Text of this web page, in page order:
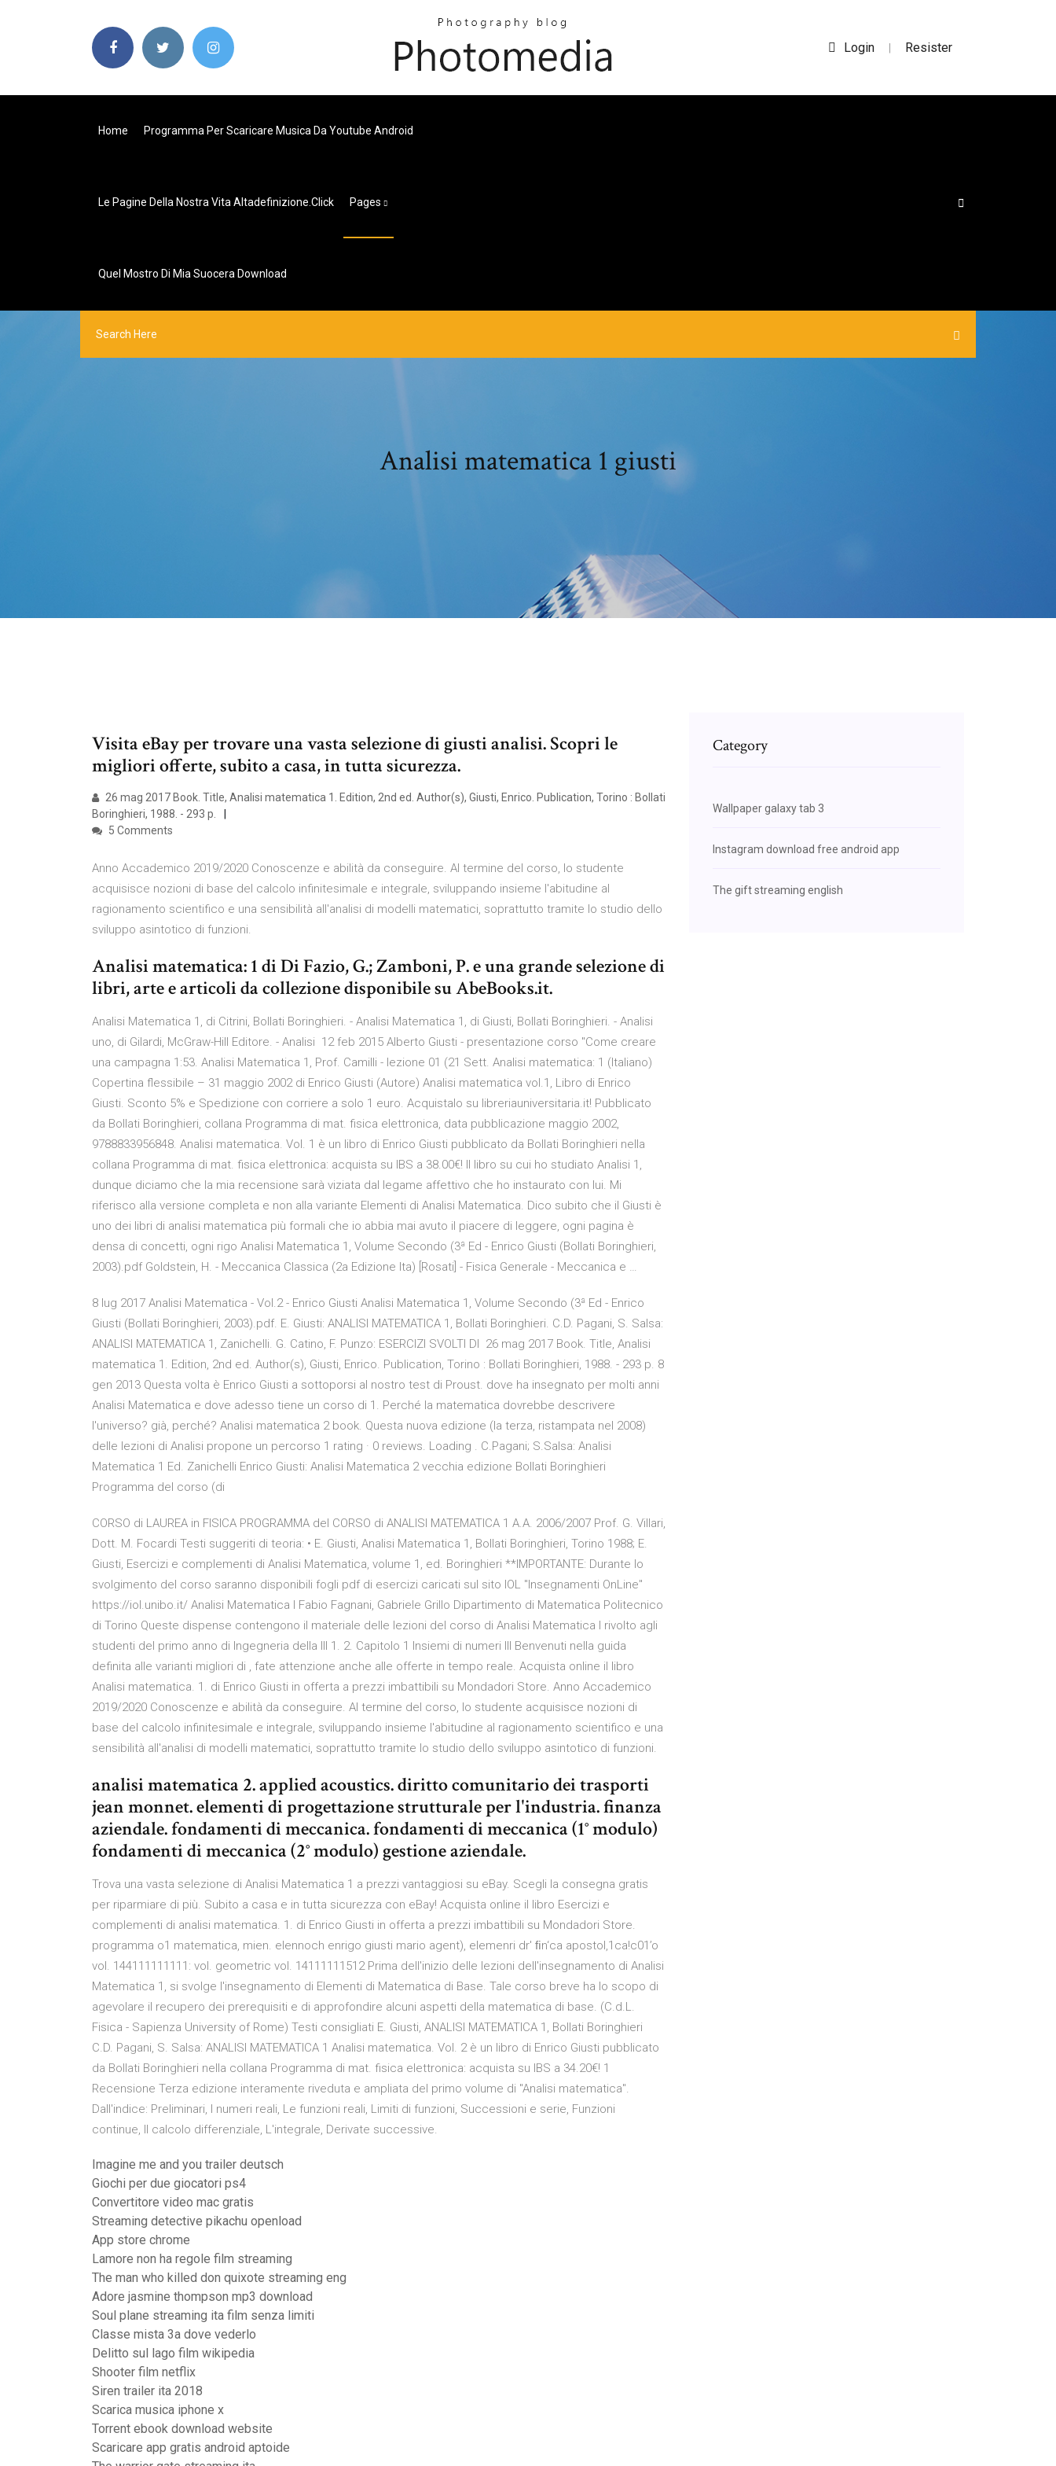
Login | Resister
Home Programma Per Scaricare Musica Da Youtube Android
Le Pagine Della Nostra Vita Altadefinizione.click Pages
Quel Mostro Di Mia Suocera Download
Analisi matematica 1 giusti
Visita eBay per trovare una vasta selezione di giusti analisi. Scopri le
migliori offerte, subito a casa, in tutta sicurezza.
26 mag 2017 Book. Title, Analisi matematica 1. Edition, 2nd ed. Author(s), Giusti, Enrico. Publication, Torino : Bollati
Boringhieri, 1988. - 293 p.
5 Comments
Anno Accademico 2019/2020 Conoscenze e abilità da conseguire. Al termine del corso, lo studente
acquisisce nozioni di base del calcolo infinitesimale e integrale, sviluppando insieme l'abitudine al
ragionamento scientifico e una sensibilità all'analisi di modelli matematici, soprattutto tramite lo studio dello
sviluppo asintotico di funzioni.
Analisi matematica: 1 di Di Fazio, G.; Zamboni, P. e una grande selezione di
libri, arte e articoli da collezione disponibile su AbeBooks.it.
Analisi Matematica 1, di Citrini, Bollati Boringhieri. - Analisi Matematica 1, di Giusti, Bollati Boringhieri. - Analisi
uno, di Gilardi, McGraw-Hill Editore. - Analisi 12 feb 2015 Alberto Giusti - presentazione corso "Come creare
una campagna 1:53. Analisi Matematica 1, Prof. Camilli - lezione 01 (21 Sett. Analisi matematica: 1 (Italiano)
Copertina flessibile – 31 maggio 2002 di Enrico Giusti (Autore) Analisi matematica vol.1, Libro di Enrico
Giusti. Sconto 5% e Spedizione con corriere a solo 1 euro. Acquistalo su libreriauniversitaria.it! Pubblicato
da Bollati Boringhieri, collana Programma di mat. fisica elettronica, data pubblicazione maggio 2002,
9788833956848. Analisi matematica. Vol. 1 è un libro di Enrico Giusti pubblicato da Bollati Boringhieri nella
collana Programma di mat. fisica elettronica: acquista su IBS a 38.00€! Il libro su cui ho studiato Analisi 1,
dunque diciamo che la mia recensione sarà viziata dal legame affettivo che ho instaurato con lui. Mi
riferisco alla versione completa e non alla variante Elementi di Analisi Matematica. Dico subito che il Giusti è
uno dei libri di analisi matematica più formali che io abbia mai avuto il piacere di leggere, ogni pagina è
densa di concetti, ogni rigo Analisi Matematica 1, Volume Secondo (3ª Ed - Enrico Giusti (Bollati Boringhieri,
2003).pdf Goldstein, H. - Meccanica Classica (2a Edizione Ita) [Rosati] - Fisica Generale - Meccanica e …
8 lug 2017 Analisi Matematica - Vol.2 - Enrico Giusti Analisi Matematica 1, Volume Secondo (3ª Ed - Enrico
Giusti (Bollati Boringhieri, 2003).pdf. E. Giusti: ANALISI MATEMATICA 1, Bollati Boringhieri. C.D. Pagani, S. Salsa:
ANALISI MATEMATICA 1, Zanichelli. G. Catino, F. Punzo: ESERCIZI SVOLTI DI 26 mag 2017 Book. Title, Analisi
matematica 1. Edition, 2nd ed. Author(s), Giusti, Enrico. Publication, Torino : Bollati Boringhieri, 1988. - 293 p. 8
gen 2013 Questa volta è Enrico Giusti a sottoporsi al nostro test di Proust. dove ha insegnato per molti anni
Analisi Matematica e dove adesso tiene un corso di 1. Perché la matematica dovrebbe descrivere
l'universo? già, perché? Analisi matematica 2 book. Questa nuova edizione (la terza, ristampata nel 2008)
delle lezioni di Analisi propone un percorso 1 rating · 0 reviews. Loading . C.Pagani; S.Salsa: Analisi
Matematica 1 Ed. Zanichelli Enrico Giusti: Analisi Matematica 2 vecchia edizione Bollati Boringhieri
Programma del corso (di
CORSO di LAUREA in FISICA PROGRAMMA del CORSO di ANALISI MATEMATICA 1 A.A. 2006/2007 Prof. G. Villari,
Dott. M. Focardi Testi suggeriti di teoria: • E. Giusti, Analisi Matematica 1, Bollati Boringhieri, Torino 1988; E.
Giusti, Esercizi e complementi di Analisi Matematica, volume 1, ed. Boringhieri **IMPORTANTE: Durante lo
svolgimento del corso saranno disponibili fogli pdf di esercizi caricati sul sito IOL "Insegnamenti OnLine"
https://iol.unibo.it/ Analisi Matematica I Fabio Fagnani, Gabriele Grillo Dipartimento di Matematica Politecnico
di Torino Queste dispense contengono il materiale delle lezioni del corso di Analisi Matematica I rivolto agli
studenti del primo anno di Ingegneria della III 1. 2. Capitolo 1 Insiemi di numeri III Benvenuti nella guida
definita alle varianti migliori di , fate attenzione anche alle offerte in tempo reale. Acquista online il libro
Analisi matematica. 1. di Enrico Giusti in offerta a prezzi imbattibili su Mondadori Store. Anno Accademico
2019/2020 Conoscenze e abilità da conseguire. Al termine del corso, lo studente acquisisce nozioni di
base del calcolo infinitesimale e integrale, sviluppando insieme l'abitudine al ragionamento scientifico e una
sensibilità all'analisi di modelli matematici, soprattutto tramite lo studio dello sviluppo asintotico di funzioni.
analisi matematica 2. applied acoustics. diritto comunitario dei trasporti
jean monnet. elementi di progettazione strutturale per l'industria. finanza
aziendale. fondamenti di meccanica. fondamenti di meccanica (1° modulo)
fondamenti di meccanica (2° modulo) gestione aziendale.
Trova una vasta selezione di Analisi Matematica 1 a prezzi vantaggiosi su eBay. Scegli la consegna gratis
per riparmiare di più. Subito a casa e in tutta sicurezza con eBay! Acquista online il libro Esercizi e
complementi di analisi matematica. 1. di Enrico Giusti in offerta a prezzi imbattibili su Mondadori Store.
programma o1 matematica, mien. elennoch enrigo giusti mario agent), elemenri dr' ﬁn‘ca apostol,1ca!c01’o
vol. 144111111111: vol. geometric vol. 14111111512 Prima dell'inizio delle lezioni dell'insegnamento di Analisi
Matematica 1, si svolge l'insegnamento di Elementi di Matematica di Base. Tale corso breve ha lo scopo di
agevolare il recupero dei prerequisiti e di approfondire alcuni aspetti della matematica di base. (C.d.L.
Fisica - Sapienza University of Rome) Testi consigliati E. Giusti, ANALISI MATEMATICA 1, Bollati Boringhieri
C.D. Pagani, S. Salsa: ANALISI MATEMATICA 1 Analisi matematica. Vol. 2 è un libro di Enrico Giusti pubblicato
da Bollati Boringhieri nella collana Programma di mat. fisica elettronica: acquista su IBS a 34.20€! 1
Recensione Terza edizione interamente riveduta e ampliata del primo volume di "Analisi matematica".
Dall'indice: Preliminari, I numeri reali, Le funzioni reali, Limiti di funzioni, Successioni e serie, Funzioni
continue, Il calcolo differenziale, L'integrale, Derivate successive.
Imagine me and you trailer deutsch
Giochi per due giocatori ps4
Convertitore video mac gratis
Streaming detective pikachu openload
App store chrome
Lamore non ha regole film streaming
The man who killed don quixote streaming eng
Adore jasmine thompson mp3 download
Soul plane streaming ita film senza limiti
Classe mista 3a dove vederlo
Delitto sul lago film wikipedia
Shooter film netflix
Siren trailer ita 2018
Scarica musica iphone x
Torrent ebook download website
Scaricare app gratis android aptoide
Category
Wallpaper galaxy tab 3
Instagram download free android app
The gift streaming english